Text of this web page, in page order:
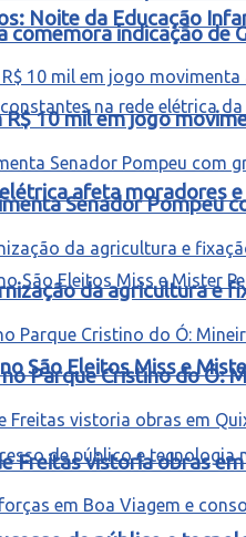
Noite da Educação
afeta moradores
São Eleitos Miss e
comemora indicação
10 mil em jogo
Senador Pompeu
da agricultura e
Parque Cristino do Ó:
Freitas vistoria obras